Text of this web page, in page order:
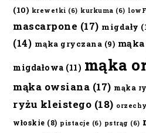
(10) krewetki (6) kurkuma (6)
mascarpone (17) migdały
(14) mąka gryczana (9)
migdałowa (11) mąka
mąka owsiana (17) mąka
ryżu kleistego (18)
włoskie (8) pistacje (6) pstrąg (6)